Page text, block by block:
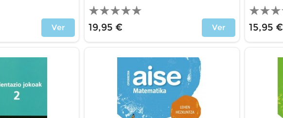
Ver 19,95 € Ver 15,95 €